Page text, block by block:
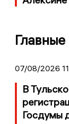
07/08/2026
В
Госдумы